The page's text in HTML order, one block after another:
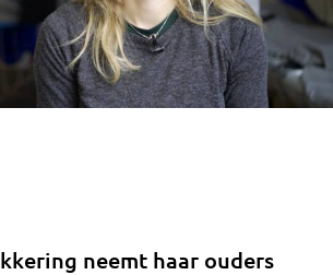
neemt haar ouders